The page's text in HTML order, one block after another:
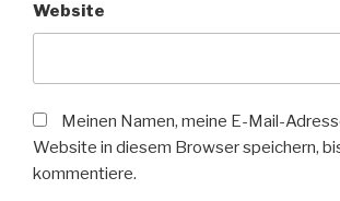
Website
Meinen Namen, meine E-Mail-
Website in diesem Browser speichern,
kommentiere.